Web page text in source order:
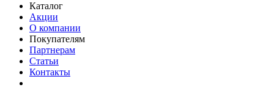
Каталог
Акции
О компании
Покупателям
Партнерам
Статьи
Контакты